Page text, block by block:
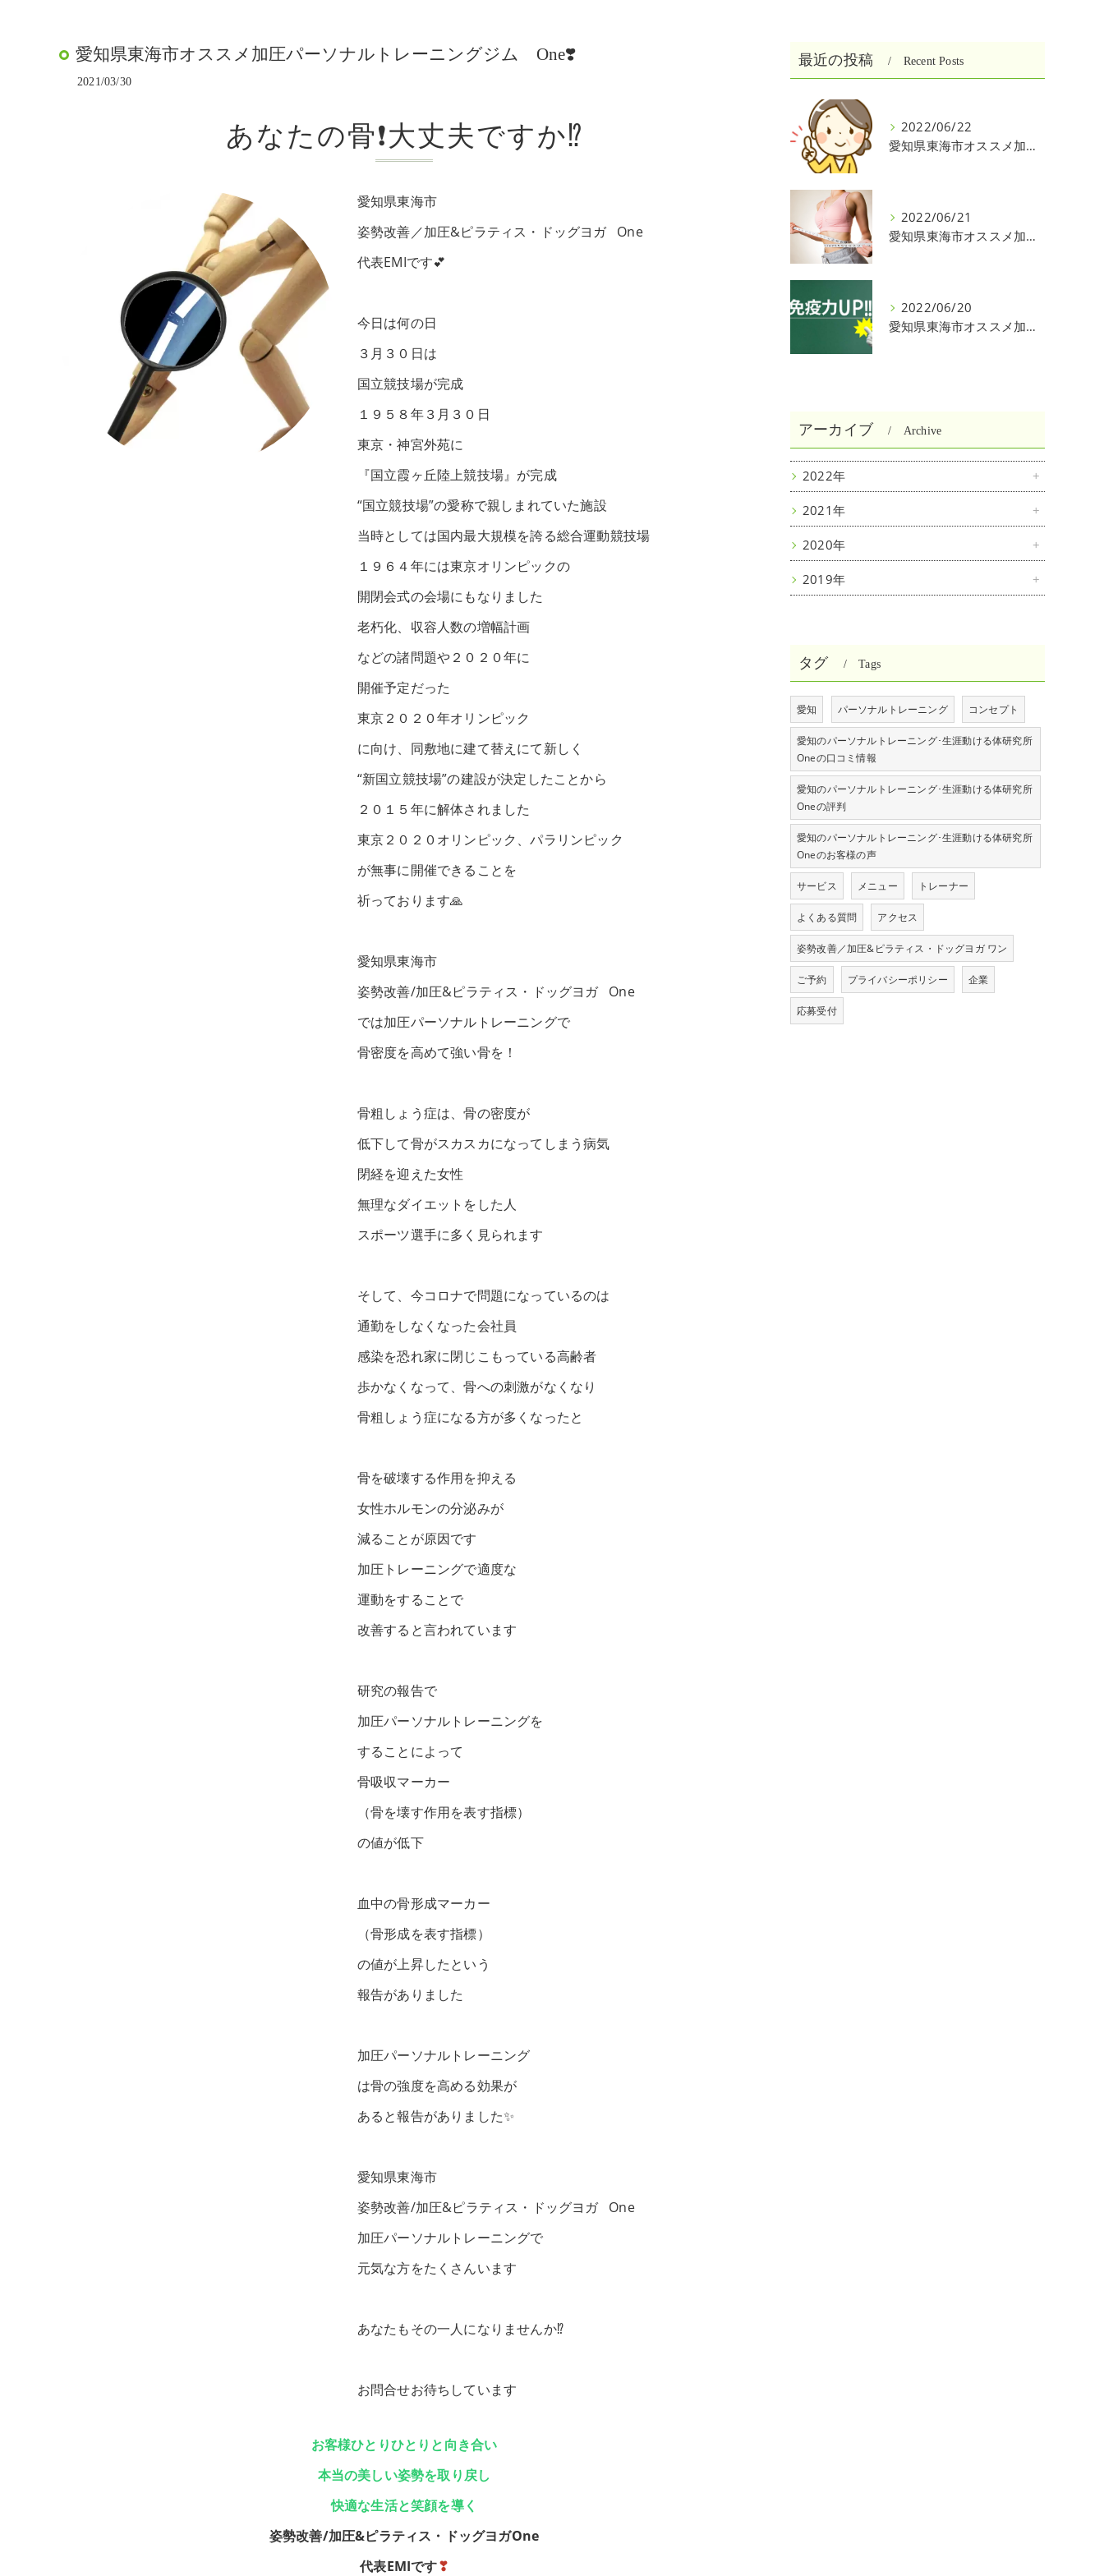
愛知県東海市オススメ加圧パーソナルトレーニングジム One❣️
2021/03/30
あなたの骨❗️大丈夫ですか⁉️
愛知県東海市
姿勢改善／加圧&ピラティス・ドッグヨガ One
代表EMIです💕
今日は何の日
３月３０日は
国立競技場が完成
１９５８年３月３０日
東京・神宮外苑に
『国立霞ヶ丘陸上競技場』が完成
“国立競技場”の愛称で親しまれていた施設
当時としては国内最大規模を誇る総合運動競技場
１９６４年には東京オリンピックの
開閉会式の会場にもなりました
老朽化、収容人数の増幅計画
などの諸問題や２０２０年に
開催予定だった
東京２０２０年オリンピック
に向け、同敷地に建て替えにて新しく
“新国立競技場”の建設が決定したことから
２０１５年に解体されました
東京２０２０オリンピック、パラリンピック
が無事に開催できることを
祈っております🙏
愛知県東海市
姿勢改善/加圧&ピラティス・ドッグヨガ One
では加圧パーソナルトレーニングで
骨密度を高めて強い骨を！
骨粗しょう症は、骨の密度が
低下して骨がスカスカになってしまう病気
閉経を迎えた女性
無理なダイエットをした人
スポーツ選手に多く見られます
そして、今コロナで問題になっているのは
通勤をしなくなった会社員
感染を恐れ家に閉じこもっている高齢者
歩かなくなって、骨への刺激がなくなり
骨粗しょう症になる方が多くなったと
骨を破壊する作用を抑える
女性ホルモンの分泌みが
減ることが原因です
加圧トレーニングで適度な
運動をすることで
改善すると言われています
研究の報告で
加圧パーソナルトレーニングを
することによって
骨吸収マーカー
（骨を壊す作用を表す指標）
の値が低下
血中の骨形成マーカー
（骨形成を表す指標）
の値が上昇したという
報告がありました
加圧パーソナルトレーニング
は骨の強度を高める効果が
あると報告がありました✨
愛知県東海市
姿勢改善/加圧&ピラティス・ドッグヨガ One
加圧パーソナルトレーニングで
元気な方をたくさんいます
あなたもその一人になりませんか⁉️
お問合せお待ちしています
お客様ひとりひとりと向き合い
本当の美しい姿勢を取り戻し
快適な生活と笑顔を導く
姿勢改善/加圧&ピラティス・ドッグヨガOne
代表EMIです❣
最近の投稿 Recent Posts
2022/06/22
愛知県東海市オススメ加圧パーソナルトレーニングジム One❣️
2022/06/21
愛知県東海市オススメ加圧パーソナルトレーニングジム One❣️
2022/06/20
愛知県東海市オススメ加圧パーソナルトレーニングジム One❣️
アーカイブ Archive
2022年
2021年
2020年
2019年
タグ Tags
愛知 パーソナルトレーニング コンセプト
愛知のパーソナルトレーニング･生涯動ける体研究所
Oneの口コミ情報
愛知のパーソナルトレーニング･生涯動ける体研究所
Oneの評判
愛知のパーソナルトレーニング･生涯動ける体研究所
Oneのお客様の声
サービス メニュー トレーナー
よくある質問 アクセス
姿勢改善／加圧&ピラティス・ドッグヨガ ワン
ご予約 プライバシーポリシー 企業
応募受付